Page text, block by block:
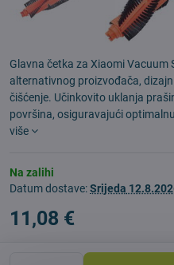
Glavna četka za Xiaomi Vacuum
alternativnog proizvođača,
čišćenje. Učinkovito uklanja
površina, osiguravajući
više
Na zalihi
Datum dostave:Srijeda
11,08 €